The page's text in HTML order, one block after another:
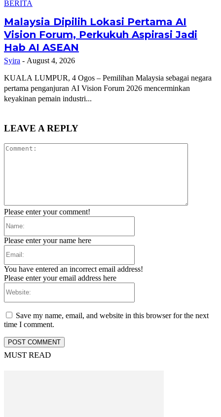
BERITA
Malaysia Dipilih Lokasi Pertama AI
Vision Forum, Perkukuh Aspirasi Jadi
Hab AI ASEAN
Syira - August 4, 2026
KUALA LUMPUR, 4 Ogos – Pemilihan Malaysia sebagai negara
pertama penganjuran AI Vision Forum 2026 mencerminkan
keyakinan pemain industri...
LEAVE A REPLY
Please enter your comment!
Please enter your name here
You have entered an incorrect email address!
Please enter your email address here
Save my name, email, and website in this browser for the next
time I comment.
MUST READ